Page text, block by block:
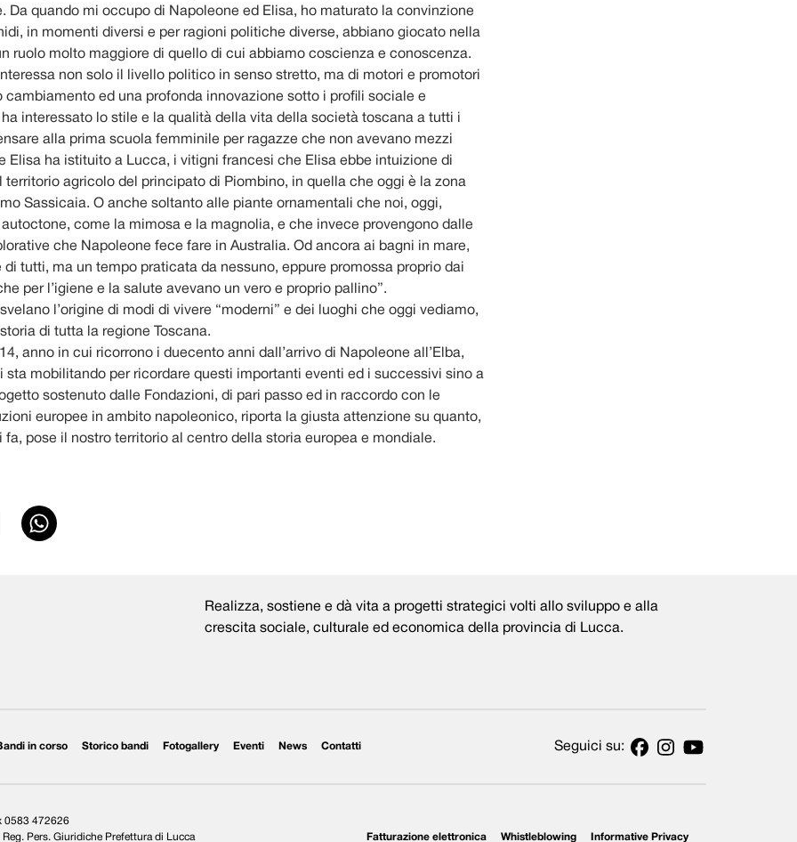
Da quando mi occupo di Napoleone ed Elisa, ho maturato la convinzione
in momenti diversi e per ragioni politiche diverse, abbiano giocato nella
ruolo molto maggiore di quello di cui abbiamo coscienza e conoscenza.
non solo il livello politico in senso stretto, ma di motori e promotori
cambiamento ed una profonda innovazione sotto i profili sociale e
interessato lo stile e la qualità della vita della società toscana a tutti i
alla prima scuola femminile per ragazze che non avevano mezzi
Elisa ha istituito a Lucca, i vitigni francesi che Elisa ebbe intuizione di
territorio agricolo del principato di Piombino, in quella che oggi è la zona
Sassicaia. O anche soltanto alle piante ornamentali che noi, oggi,
come la mimosa e la magnolia, e che invece provengono dalle
che Napoleone fece fare in Australia. Od ancora ai bagni in mare,
di tutti, ma un tempo praticata da nessuno, eppure promossa proprio dai
per l’igiene e la salute avevano un vero e proprio pallino”.
l’origine di modi di vivere “moderni” e dei luoghi che oggi vediamo,
di tutta la regione Toscana.
anno in cui ricorrono i duecento anni dall’arrivo di Napoleone all’Elba,
sta mobilitando per ricordare questi importanti eventi ed i successivi sino a
sostenuto dalle Fondazioni, di pari passo ed in raccordo con le
europee in ambito napoleonico, riporta la giusta attenzione su quanto,
fa, pose il nostro territorio al centro della storia europea e mondiale.
Realizza, sostiene e dà vita a progetti strategici volti allo sviluppo e alla
crescita sociale, culturale ed economica della provincia di Lucca.
in corso Storico bandi Fotogallery Eventi News Contatti Seguici su:
0583 472626
Pers. Giuridiche Prefettura di Lucca
Fatturazione elettronica Whistleblowing Informative Privacy